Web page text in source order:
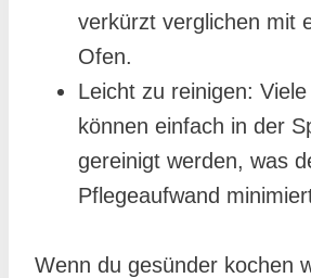
verkürzt verglichen mit
Ofen.
Leicht zu reinigen:
können einfach in der
gereinigt werden, was
Pflegeaufwand
Wenn du gesünder kochen